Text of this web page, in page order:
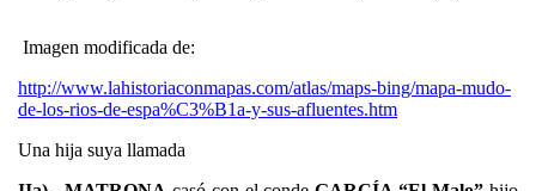
Imagen modificada de:
http://www.lahistoriaconmapas.com/atlas/maps-bing/mapa-mudo-
de-los-rios-de-espa%C3%B1a-y-sus-afluentes.htm
Una hija suya llamada